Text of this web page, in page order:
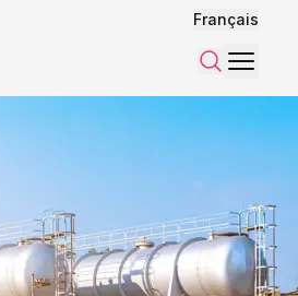
Français
Menu